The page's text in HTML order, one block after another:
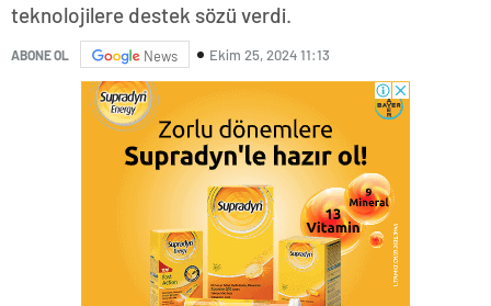
teknolojilere destek sözü verdi.
ABONE OL News Ekim 25, 2024 11:13